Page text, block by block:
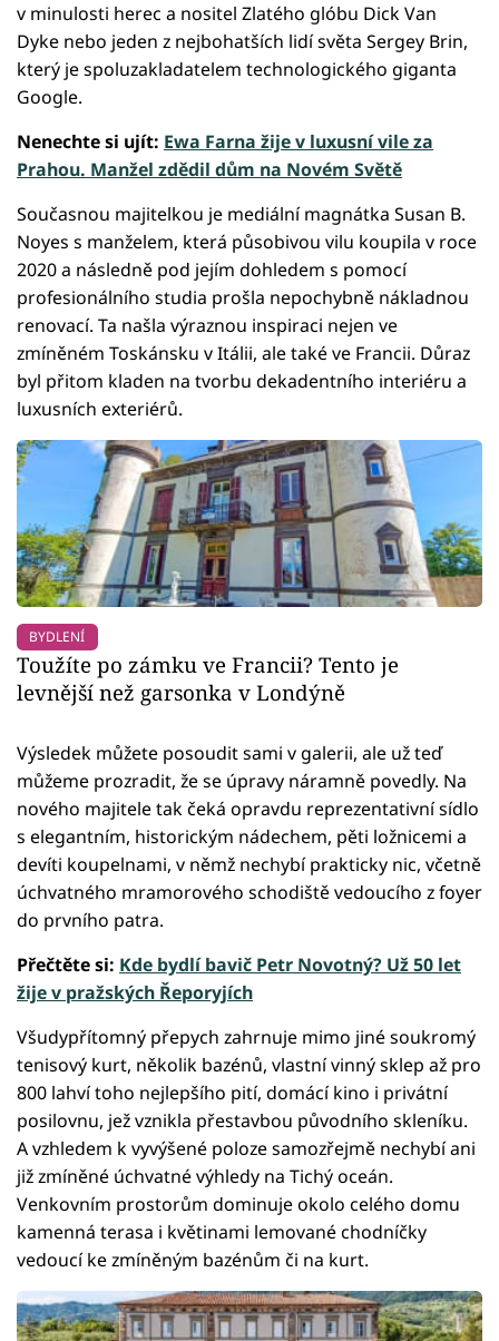
v minulosti herec a nositel Zlatého glóbu Dick Van
Dyke nebo jeden z nejbohatších lidí světa Sergey Brin,
který je spoluzakladatelem technologického giganta
Google.
Nenechte si ujít: Ewa Farna žije v luxusní vile za
Prahou. Manžel zdědil dům na Novém Světě
Současnou majitelkou je mediální magnátka Susan B.
Noyes s manželem, která působivou vilu koupila v roce
2020 a následně pod jejím dohledem s pomocí
profesionálního studia prošla nepochybně nákladnou
renovací. Ta našla výraznou inspiraci nejen ve
zmíněném Toskánsku v Itálii, ale také ve Francii. Důraz
byl přitom kladen na tvorbu dekadentního interiéru a
luxusních exteriérů.
BYDLENÍ
Toužíte po zámku ve Francii? Tento je
levnější než garsonka v Londýně
Výsledek můžete posoudit sami v galerii, ale už teď
můžeme prozradit, že se úpravy náramně povedly. Na
nového majitele tak čeká opravdu reprezentativní sídlo
s elegantním, historickým nádechem, pěti ložnicemi a
devíti koupelnami, v němž nechybí prakticky nic, včetně
úchvatného mramorového schodiště vedoucího z foyer
do prvního patra.
Přečtěte si: Kde bydlí bavič Petr Novotný? Už 50 let
žije v pražských Řeporyjích
Všudypřítomný přepych zahrnuje mimo jiné soukromý
tenisový kurt, několik bazénů, vlastní vinný sklep až pro
800 lahví toho nejlepšího pití, domácí kino i privátní
posilovnu, jež vznikla přestavbou původního skleníku.
A vzhledem k vyvýšené poloze samozřejmě nechybí ani
již zmíněné úchvatné výhledy na Tichý oceán.
Venkovním prostorům dominuje okolo celého domu
kamenná terasa i květinami lemované chodníčky
vedoucí ke zmíněným bazénům či na kurt.